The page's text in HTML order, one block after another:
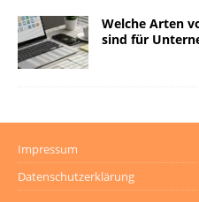
Welche Arten
sind für
Impressum
Datenschutzerklärung